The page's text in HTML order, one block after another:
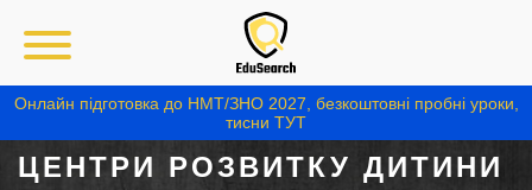
Онлайн підготовка до НМТ/ЗНО 2027, безкоштовні пробні уроки,
тисни ТУТ
ЦЕНТРИ РОЗВИТКУ ДИТИНИ